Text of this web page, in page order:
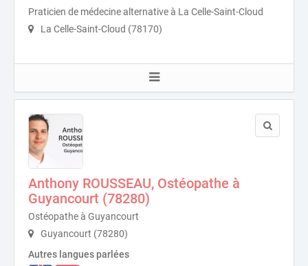
Praticien de médecine alternative à La Celle-Saint-Cloud
La Celle-Saint-Cloud (78170)
Anthony ROUSSEAU, Ostéopathe à
Guyancourt (78280)
Ostéopathe à Guyancourt
Guyancourt (78280)
Autres langues parlées